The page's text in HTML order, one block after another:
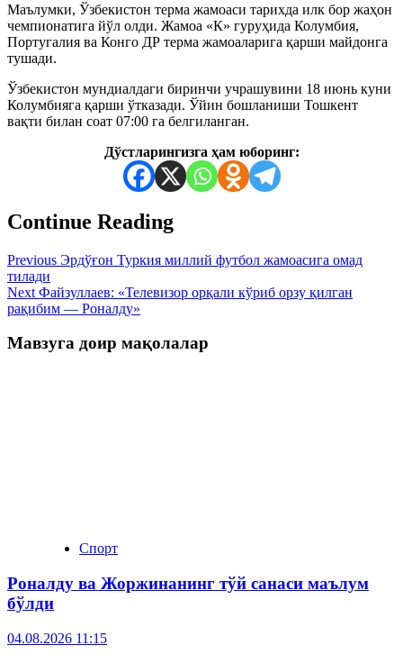
Маълумки, Ўзбекистон терма жамоаси тарихда илк бор жаҳон
чемпионатига йўл олди. Жамоа «К» гуруҳида Колумбия,
Португалия ва Конго ДР терма жамоаларига қарши майдонга
тушади.
Ўзбекистон мундиалдаги биринчи учрашувини 18 июнь куни
Колумбияга қарши ўтказади. Ўйин бошланиши Тошкент
вақти билан соат 07:00 га белгиланган.
Дўстларингизга ҳам юборинг:
Continue Reading
Previous Эрдўғон Туркия миллий футбол жамоасига омад
тилади
Next Файзуллаев: «Телевизор орқали кўриб орзу қилган
рақибим — Роналду»
Мавзуга доир мақолалар
Спорт
Роналду ва Жоржинанинг тўй санаси маълум
бўлди
04.08.2026 11:15